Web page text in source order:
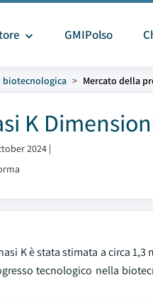
GMIPolso
biotecnologica Mercato della
K
2024 |
K è stata stimata a circa 1,3
tecnologico nella